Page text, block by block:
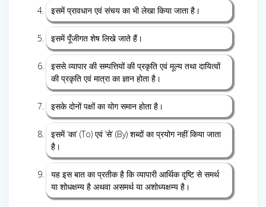
इसमें प्रावधान एवं संचय का भी लेखा किया जाता है।
इसमें पूँजीगत शेष लिखे जाते हैं।
इससे व्यापार की सम्पत्तियों की प्रकृति एवं मूल्य तथा दायित्वों
की प्रकृति एवं मात्रा का ज्ञान होता है।
इसके दोनों पक्षों का योग समान होता है।
इसमें ‘का’ (To) एवं ‘से’ (By) शब्दों का प्रयोग नहीं किया जाता
है।
यह इस बात का प्रतीक है कि व्यापारी आर्थिक दृष्टि से समर्थ
या शोधक्षम्य है अथवा असमर्थ या अशोध्यक्षम्य है।